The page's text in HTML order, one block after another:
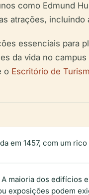
como Edmund
atrações,
essenciais para
da vida no
o Escritório de
em 1457, com um
A maioria dos edifícios
exposições podem